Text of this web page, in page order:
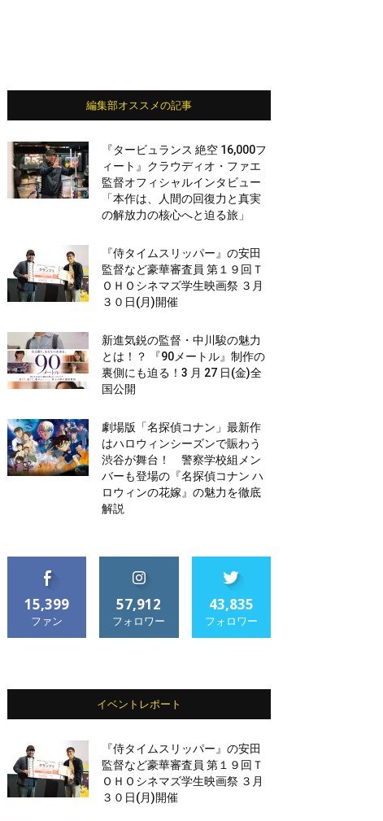
編集部オススメの記事
『タービュランス 絶空 16,000フ
ィート』クラウディオ・ファエ
監督オフィシャルインタビュー
「本作は、人間の回復力と真実
の解放力の核心へと迫る旅」
『侍タイムスリッパー』の安田
監督など豪華審査員 第１９回Ｔ
ＯＨＯシネマズ学生映画祭 ３月
３０日(月)開催
新進気鋭の監督・中川駿の魅力
とは！？ 『90メートル』制作の
裏側にも迫る！3 月 27 日(金)全
国公開
劇場版「名探偵コナン」最新作
はハロウィンシーズンで賑わう
渋谷が舞台！ 警察学校組メン
バーも登場の『名探偵コナン ハ
ロウィンの花嫁』の魅力を徹底
解説
15,399
ファン
57,912
フォロワー
43,835
フォロワー
イベントレポート
『侍タイムスリッパー』の安田
監督など豪華審査員 第１９回Ｔ
ＯＨＯシネマズ学生映画祭 ３月
３０日(月)開催